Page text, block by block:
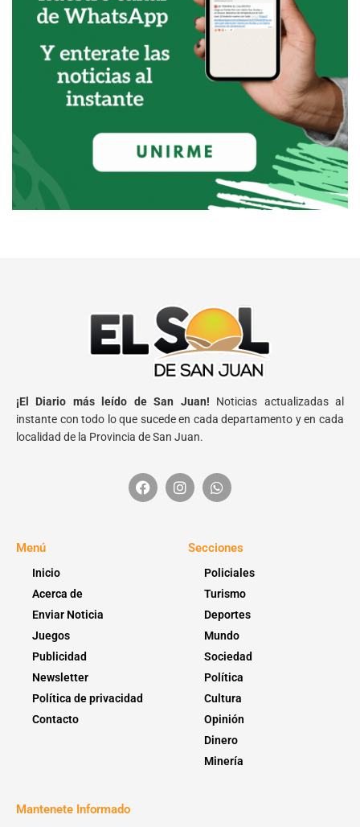
¡El Diario más leído de San Juan! Noticias actualizadas al
instante con todo lo que sucede en cada departamento y en cada
localidad de la Provincia de San Juan.
Menú
Inicio
Acerca de
Enviar Noticia
Juegos
Publicidad
Newsletter
Política de privacidad
Contacto
Secciones
Policiales
Turismo
Deportes
Mundo
Sociedad
Política
Cultura
Opinión
Dinero
Minería
Mantenete Informado